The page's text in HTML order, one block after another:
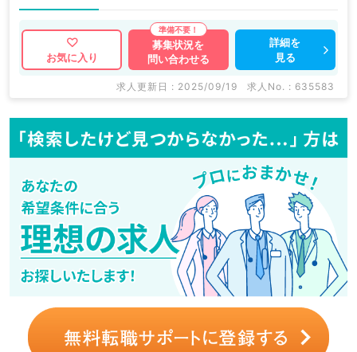
お気に入り
募集状況を
問い合わせる
詳細を
見る
求人更新日 : 2025/09/19 求人No. : 635583